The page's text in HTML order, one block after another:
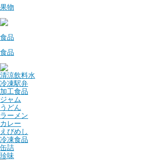
果物
食品
食品
清涼飲料水
冷凍駅弁
加工食品
ジャム
うどん
ラーメン
カレー
えびめし
冷凍食品
缶詰
珍味